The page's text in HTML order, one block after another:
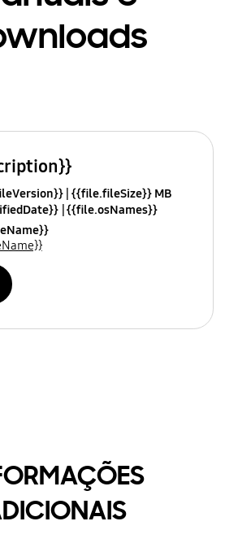
{{file.fileSize}} MB
{{file.osNames}}